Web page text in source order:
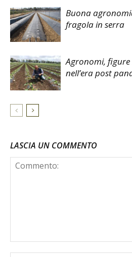
Buona
fragola in serra
Agronomi,
nell’era post
LASCIA UN COMMENTO